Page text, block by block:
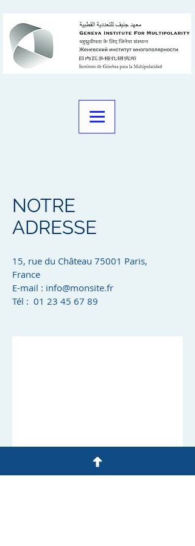
NOTRE
ADRESSE
15, rue du Château 75001 Paris,
France
E-mail : info@monsite.fr
Tél : 01 23 45 67 89